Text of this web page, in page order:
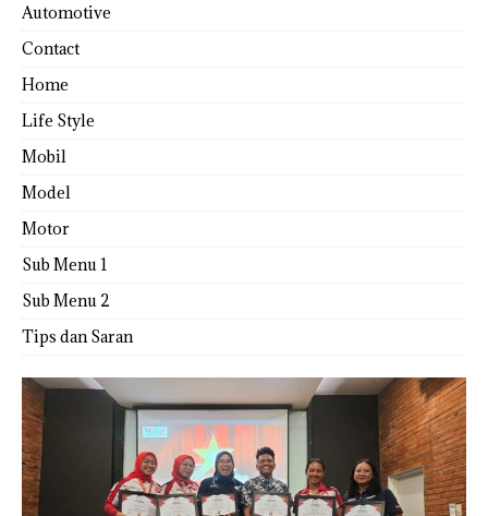
Automotive
Contact
Home
Life Style
Mobil
Model
Motor
Sub Menu 1
Sub Menu 2
Tips dan Saran